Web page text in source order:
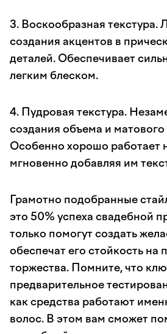
3. Воскообразная текстура.
создания акцентов в
деталей. Обеспечивает
легким блеском.
4. Пудровая текстура.
создания объема и
Особенно хорошо работает
мгновенно добавляя им
Грамотно подобранные
это 50% успеха свадебной
только помогут создать
обеспечат его стойкость на
торжества. Помните, что
предварительное
как средства работают
волос. В этом вам сможет